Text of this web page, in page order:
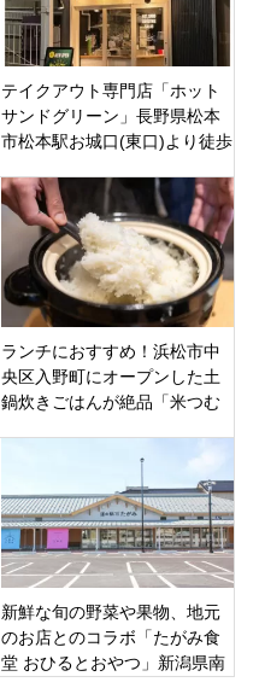
テイクアウト専門店「ホット
サンドグリーン」長野県松本
市松本駅お城口(東口)より徒歩
ランチにおすすめ！浜松市中
央区入野町にオープンした土
鍋炊きごはんが絶品「米つむ
新鮮な旬の野菜や果物、地元
のお店とのコラボ「たがみ食
堂 おひるとおやつ」新潟県南